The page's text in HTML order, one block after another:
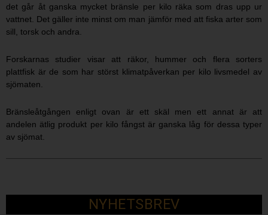
det går åt ganska mycket bränsle per kilo räka som dras upp ur
vattnet. Det gäller inte minst om man jämför med att fiska arter som
sill, torsk och andra.
Forskarnas studier visar att räkor, hummer och flera sorters
plattfisk är de som har störst klimatpåverkan per kilo livsmedel av
sjömaten.
Bränsleåtgången enligt ovan är ett skäl men ett annat är att
andelen ätlig produkt per kilo fångst är ganska låg för dessa typer
av sjömat.
NYHETSBREV